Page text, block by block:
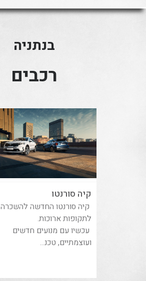
בנתניה
רכבים
קיה סורנטו
קיה סורנטו החדשה להשכרה
לתקופות ארוכות.
עכשיו עם מנועים חדשים
ועוצמתיים, טכנ...